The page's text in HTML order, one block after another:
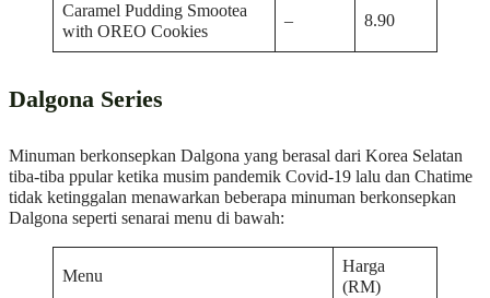
Caramel Pudding Smootea
with OREO Cookies
– 8.90
Dalgona Series
Minuman berkonsepkan Dalgona yang berasal dari Korea Selatan
tiba-tiba ppular ketika musim pandemik Covid-19 lalu dan Chatime
tidak ketinggalan menawarkan beberapa minuman berkonsepkan
Dalgona seperti senarai menu di bawah:
Menu
Harga
(RM)